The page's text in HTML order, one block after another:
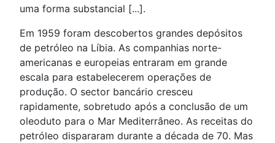
uma forma substancial [...].
Em 1959 foram descobertos grandes depósitos
de petróleo na Líbia. As companhias norte-
americanas e europeias entraram em grande
escala para estabelecerem operações de
produção. O sector bancário cresceu
rapidamente, sobretudo após a conclusão de um
oleoduto para o Mar Mediterrâneo. As receitas do
petróleo dispararam durante a década de 70. Mas